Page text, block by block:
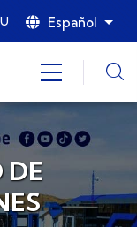
Español
DE